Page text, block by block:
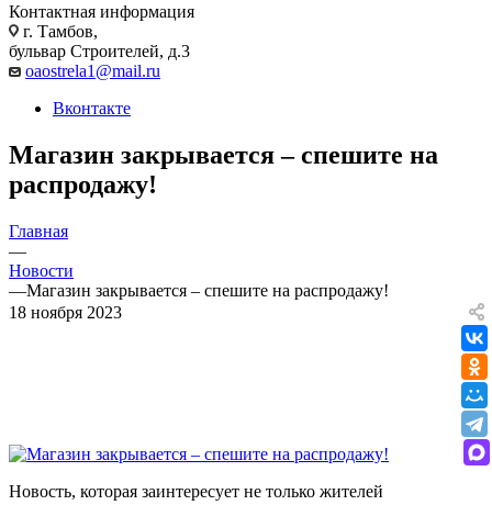
Контактная информация
г. Тамбов,
бульвар Строителей, д.3
oaostrela1@mail.ru
Вконтакте
Магазин закрывается – спешите на
распродажу!
Главная
—
Новости
—Магазин закрывается – спешите на распродажу!
18 ноября 2023
Новость, которая заинтересует не только жителей